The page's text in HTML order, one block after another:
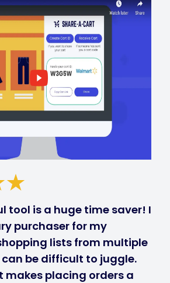
tool is a huge time saver! I
purchaser for my
lists from multiple
be difficult to juggle.
makes placing orders a